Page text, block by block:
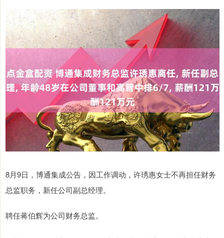
8月9日，博通集成公告，因工作调动，许琇惠女士不再担任财务
总监职务，新任公司副总经理。
聘任蒋伯辉为公司财务总监。